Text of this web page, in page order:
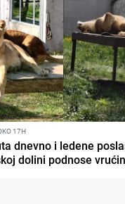
17H
dnevno i ledene
dolini podnose